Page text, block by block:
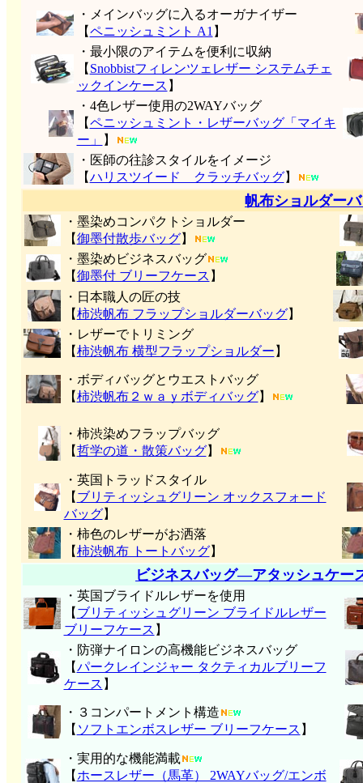
・メインバッグに入るオーガナイザー
【ペニッシュミント A1 】
・最小限のアイテムを便利に収納
【 Snobbistフィレンツェレザー システムチェ
ックインケース 】
・4色レザー使用の2WAYバッグ
【ペニッシュミント・レザーバッグ「マイキ
ー」
】
・医師の往診スタイルをイメージ
【ハリスツイード クラッチバッグ】
帆布ショルダー
・墨染めコンパクトショルダー
【御墨付散歩バッグ】
・墨染めビジネスバッグ
【御墨付 ブリーフケース 】
・日本職人の匠の技
【柿渋帆布 フラップショルダーバッグ】
・レザーでトリミング
【柿渋帆布 横型フラップショルダー 】
・ボディバッグとウエストバッグ
【柿渋帆布２ｗａｙボディバッグ】
・柿渋染めフラップバッグ
【哲学の道・散策バッグ】
・英国トラッドスタイル
【 ブリティッシュグリーン オックスフォード
バッグ】
・柿色のレザーがお洒落
【柿渋帆布 トートバッグ】
ビジネスバッグ―アタッシュケー
・英国ブライドルレザーを使用
【 ブリティッシュグリーン ブライドルレザー
ブリーフケース 】
・防弾ナイロンの高機能ビジネスバッグ
【パークレインジャー タクティカルブリーフ
ケース 】
・３コンパートメント構造
【 ソフトエンボスレザー ブリーフケース 】
・実用的な機能満載
【 ホースレザー（馬革） 2WAYバッグ/エンボ